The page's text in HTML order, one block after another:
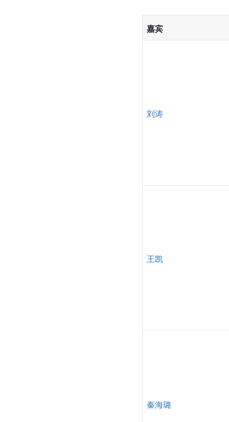
嘉宾
刘涛
王凯
秦海璐